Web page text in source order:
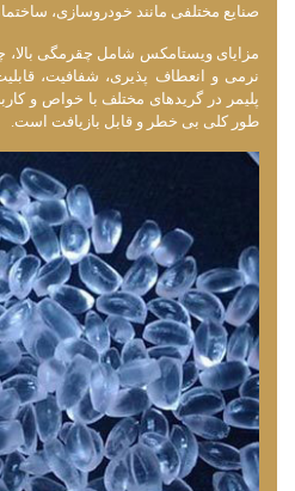
صنایع مختلفی مانند خودروسازی،
مزایای ویستامکس شامل چقرمگی بالا،
نرمی و انعطاف ‌پذیری، شفافیت،
پلیمر در گریدهای مختلف با خواص و
طور کلی بی ‌خطر و قابل بازیافت است.